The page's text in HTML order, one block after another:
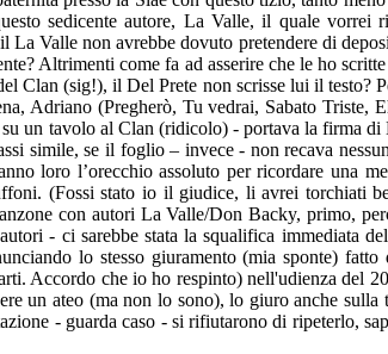
sedicente autore, La Valle, il quale vorrei
Valle non avrebbe dovuto pretendere di
Altrimenti come fa ad asserire che le ho
Clan (sig!), il Del Prete non scrisse lui il testo?
Adriano (Pregherò, Tu vedrai, Sabato
un tavolo al Clan (ridicolo) - portava la firma
simile, se il foglio – invece - non recava
loro l’orecchio assoluto per ricordare una
(Fossi stato io il giudice, li avrei torchiati
con autori La Valle/Don Backy, primo,
- ci sarebbe stata la squalifica immediata
lo stesso giuramento (mia sponte)
Accordo che io ho respinto) nell'udienza del
un ateo (ma non lo sono), lo giuro anche
- guarda caso - si rifiutarono di ripeterlo,